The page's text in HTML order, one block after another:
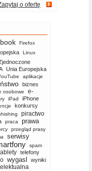
o ofertę
Firefox
Linux
Unia Europejska
aplikacje
biznes
osobowe
e-
iPad iPhone
konkursy
piractwo
praca
prawa
przegląd prasy
serwisy
spam
telefony
wygasl
wyniki